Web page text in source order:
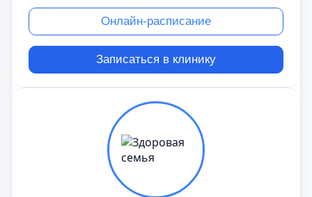
Онлайн-расписание
Записаться в клинику